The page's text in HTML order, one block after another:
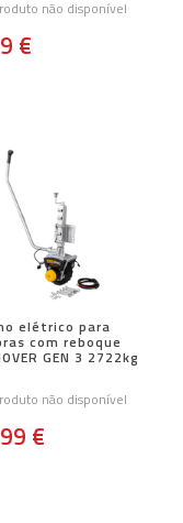
não disponível
€
elétrico para
com reboque
GEN 3 2722kg
não disponível
€